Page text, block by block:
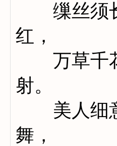
缫丝须长
红，
万草千花
射。
美人细意
舞，